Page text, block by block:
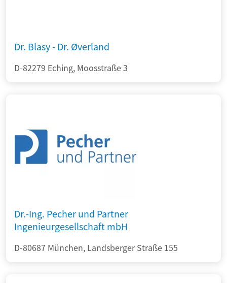
Dr. Blasy - Dr. Øverland
D-82279 Eching, Moosstraße 3
Dr.-Ing. Pecher und Partner
Ingenieurgesellschaft mbH
D-80687 München, Landsberger Straße 155